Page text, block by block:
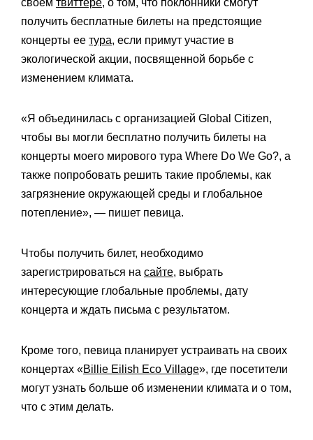
получить бесплатные билеты на предстоящие
концерты ее тура, если примут участие в
экологической акции, посвященной борьбе с
изменением климата.
«Я объединилась с организацией Global Citizen,
чтобы вы могли бесплатно получить билеты на
концерты моего мирового тура Where Do We Go?, а
также попробовать решить такие проблемы, как
загрязнение окружающей среды и глобальное
потепление», — пишет певица.
Чтобы получить билет, необходимо
зарегистрироваться на сайте, выбрать
интересующие глобальные проблемы, дату
концерта и ждать письма с результатом.
Кроме того, певица планирует устраивать на своих
концертах «Billie Eilish Eco Village», где посетители
могут узнать больше об изменении климата и о том,
что с этим делать.